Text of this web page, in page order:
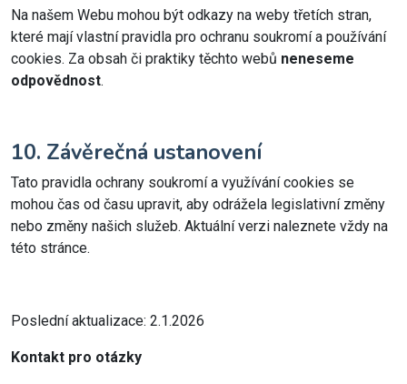
Na našem Webu mohou být odkazy na weby třetích stran,
které mají vlastní pravidla pro ochranu soukromí a používání
cookies. Za obsah či praktiky těchto webů neneseme
odpovědnost.
10. Závěrečná ustanovení
Tato pravidla ochrany soukromí a využívání cookies se
mohou čas od času upravit, aby odrážela legislativní změny
nebo změny našich služeb. Aktuální verzi naleznete vždy na
této stránce.
Poslední aktualizace: 2.1.2026
Kontakt pro otázky